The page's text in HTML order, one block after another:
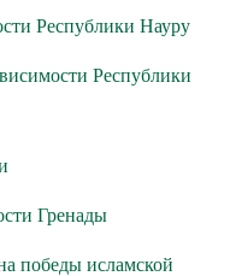
Республики Науру
Республики
Гренады
победы исламской